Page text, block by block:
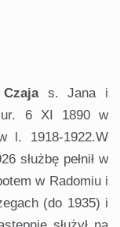
s. Jana i
6 XI 1890 w
l. 1918-1922.W
służbę pełnił w
w Radomiu i
(do 1935) i